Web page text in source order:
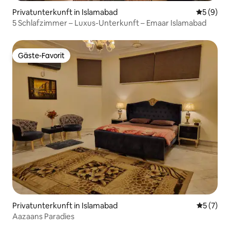
Privatunterkunft in Islamabad
5 (9)
5 Schlafzimmer – Luxus-Unterkunft – Emaar Islamabad
Gäste-Favorit
Gäste-Favorit
Privatunterkunft in Islamabad
5 (7)
Aazaans Paradies